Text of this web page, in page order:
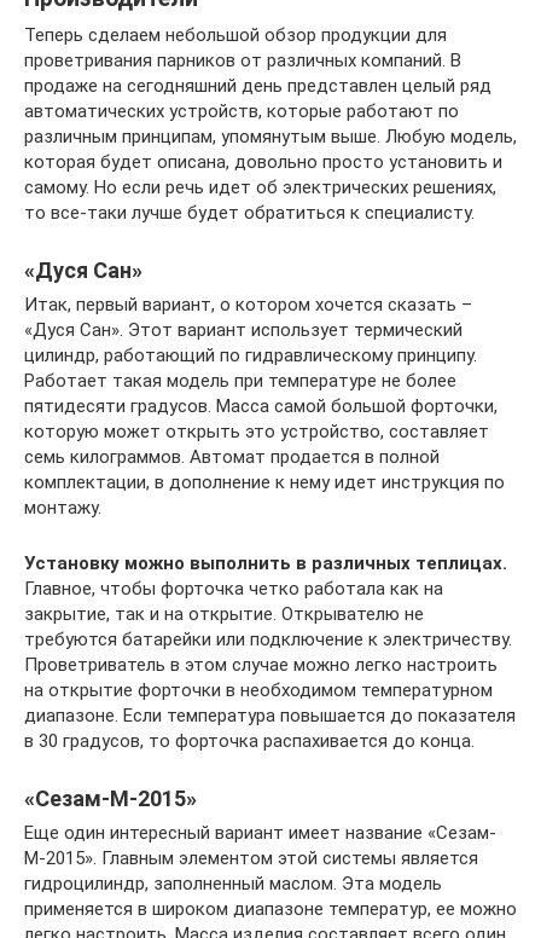
Теперь сделаем небольшой обзор продукции для
проветривания парников от различных компаний. В
продаже на сегодняшний день представлен целый ряд
автоматических устройств, которые работают по
различным принципам, упомянутым выше. Любую модель,
которая будет описана, довольно просто установить и
самому. Но если речь идет об электрических решениях,
то все-таки лучше будет обратиться к специалисту.
«Дуся Сан»
Итак, первый вариант, о котором хочется сказать –
«Дуся Сан». Этот вариант использует термический
цилиндр, работающий по гидравлическому принципу.
Работает такая модель при температуре не более
пятидесяти градусов. Масса самой большой форточки,
которую может открыть это устройство, составляет
семь килограммов. Автомат продается в полной
комплектации, в дополнение к нему идет инструкция по
монтажу.
Установку можно выполнить в различных теплицах.
Главное, чтобы форточка четко работала как на
закрытие, так и на открытие. Открывателю не
требуются батарейки или подключение к электричеству.
Проветриватель в этом случае можно легко настроить
на открытие форточки в необходимом температурном
диапазоне. Если температура повышается до показателя
в 30 градусов, то форточка распахивается до конца.
«Сезам-М-2015»
Еще один интересный вариант имеет название «Сезам-
М-2015». Главным элементом этой системы является
гидроцилиндр, заполненный маслом. Эта модель
применяется в широком диапазоне температур, ее можно